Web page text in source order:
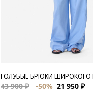
ГОЛУБЫЕ БРЮКИ ШИРОКОГО
43 900 ₽
-50% 21 950 ₽